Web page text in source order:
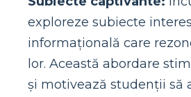
exploreze subiecte
informațională care
lor. Această abordare
și motivează studenții să